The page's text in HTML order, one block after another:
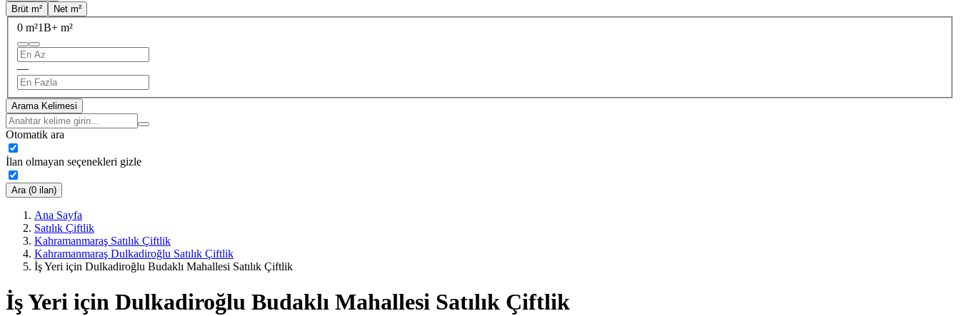
Brüt m²
Net m²
0 m²1B+ m²
—
Arama Kelimesi
Otomatik ara
İlan olmayan seçenekleri gizle
Ara (0 ilan)
Ana Sayfa
Satılık Çiftlik
Kahramanmaraş Satılık Çiftlik
Kahramanmaraş Dulkadiroğlu Satılık Çiftlik
İş Yeri için Dulkadiroğlu Budaklı Mahallesi Satılık Çiftlik
İş Yeri için Dulkadiroğlu Budaklı Mahallesi Satılık Çiftlik